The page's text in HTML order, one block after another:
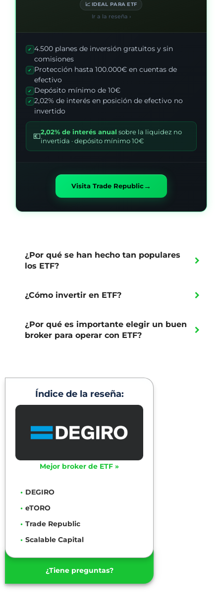
📈 IDEAL PARA ETF
Ir a la reseña ›
✓ 4.500 planes de inversión gratuitos y sin
comisiones
✓ Protección hasta 100.000€ en cuentas de
efectivo
✓ Depósito mínimo de 10€
✓ 2,02% de interés en posición de efectivo no
invertido
💶2,02% de interés anual sobre la liquidez no
invertida · depósito mínimo 10€
Visita Trade Republic→
¿Por qué se han hecho tan populares
los ETF?
¿Cómo invertir en ETF?
¿Por qué es importante elegir un buen
broker para operar con ETF?
Índice de la reseña:
Mejor broker de ETF »
DEGIRO
eTORO
Trade Republic
Scalable Capital
¿Tiene preguntas?